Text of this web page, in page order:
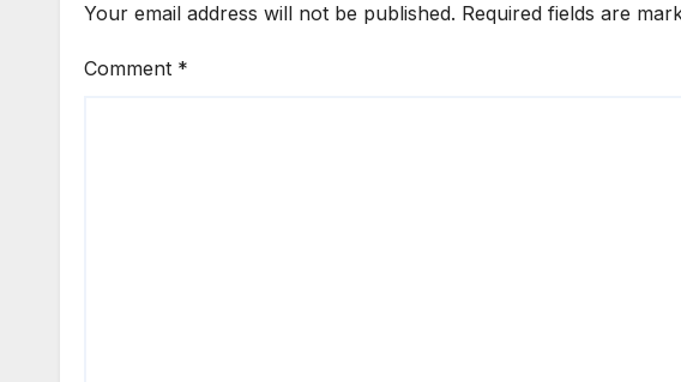
Your email address will not be published. Required fields are
Comment *